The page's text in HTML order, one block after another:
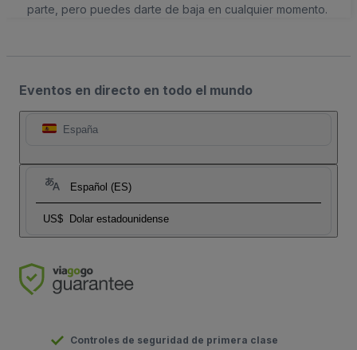
parte, pero puedes darte de baja en cualquier momento.
Eventos en directo en todo el mundo
España
Español (ES)
US$ Dolar estadounidense
Controles de seguridad de primera clase